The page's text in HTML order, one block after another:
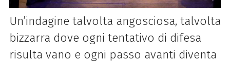
Un’indagine talvolta angosciosa, talvolta
bizzarra dove ogni tentativo di difesa
risulta vano e ogni passo avanti diventa